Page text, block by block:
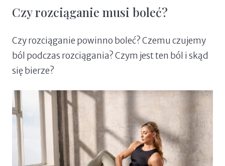
Czy rozciąganie musi boleć?
Czy rozciąganie powinno boleć? Czemu czujemy
ból podczas rozciągania? Czym jest ten ból i skąd
się bierze?